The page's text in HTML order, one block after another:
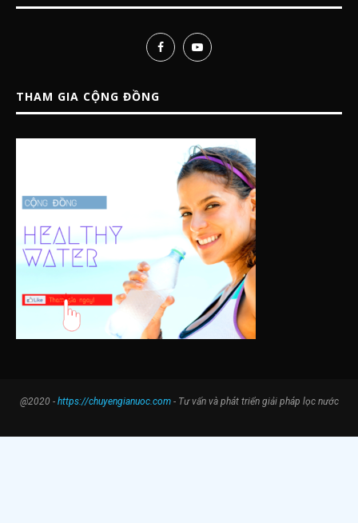
THAM GIA CỘNG ĐỒNG
@2020 - https://chuyengianuoc.com- Tư vấn và phát triển giải pháp lọc nước